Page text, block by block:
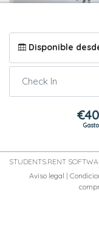
Disponible
€
STUDENTS.RENT
Aviso legal |